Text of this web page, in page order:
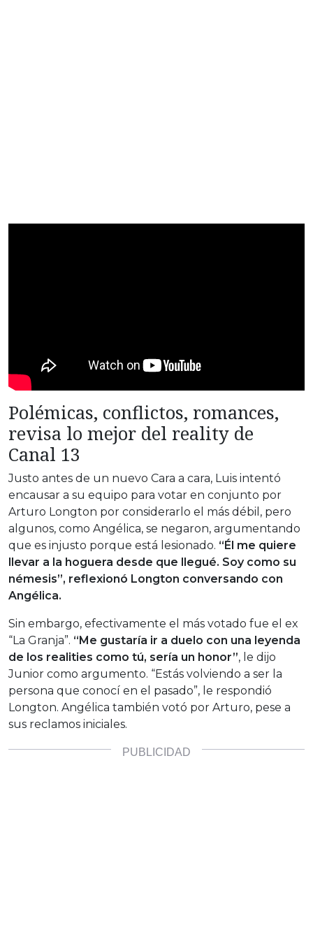
Polémicas, conflictos, romances,
revisa lo mejor del reality de
Canal 13
Justo antes de un nuevo Cara a cara, Luis intentó
encausar a su equipo para votar en conjunto por
Arturo Longton por considerarlo el más débil, pero
algunos, como Angélica, se negaron, argumentando
que es injusto porque está lesionado. “Él me quiere
llevar a la hoguera desde que llegué. Soy como su
némesis”, reflexionó Longton conversando con
Angélica.
Sin embargo, efectivamente el más votado fue el ex
“La Granja”. “Me gustaría ir a duelo con una leyenda
de los realities como tú, sería un honor”, le dijo
Junior como argumento. “Estás volviendo a ser la
persona que conocí en el pasado”, le respondió
Longton. Angélica también votó por Arturo, pese a
sus reclamos iniciales.